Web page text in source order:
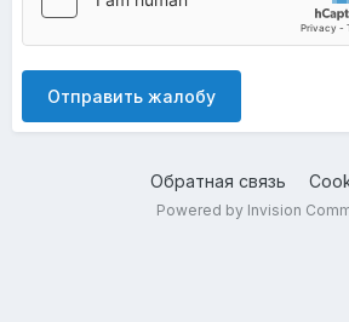
Отправить жалобу
Обратная связь
Powered by Invision